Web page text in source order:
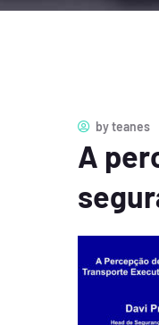
byteanes
A